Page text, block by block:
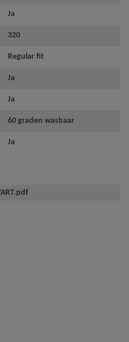
Ja
320
Regular fit
Ja
Ja
60 graden wasbaar
Ja